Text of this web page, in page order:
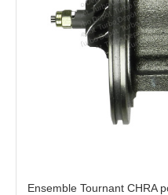
Ensemble Tournant CHRA